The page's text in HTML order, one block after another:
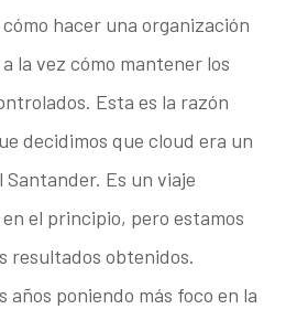
hacer una organización
la vez cómo mantener los
Esta es la razón
decidimos que cloud era un
Es un viaje
el principio, pero estamos
resultados obtenidos.
años poniendo más foco en la